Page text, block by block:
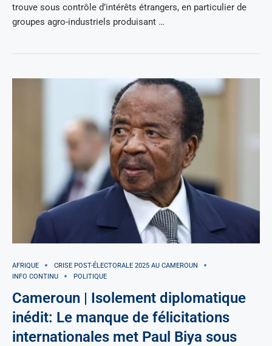
trouve sous contrôle d’intérêts étrangers, en particulier de
groupes agro-industriels produisant …
AFRIQUE
CRISE POST-ÉLECTORALE 2025 AU CAMEROUN
INFO CONTINU
POLITIQUE
Cameroun | Isolement diplomatique
inédit: Le manque de félicitations
internationales met Paul Biya sous